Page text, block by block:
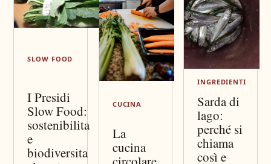
SLOW FOOD
I Presidi
Slow Food:
sostenibilita
e
biodiversita
CUCINA
La
cucina
INGREDIENTI
Sarda di
lago:
perché si
chiama
così e